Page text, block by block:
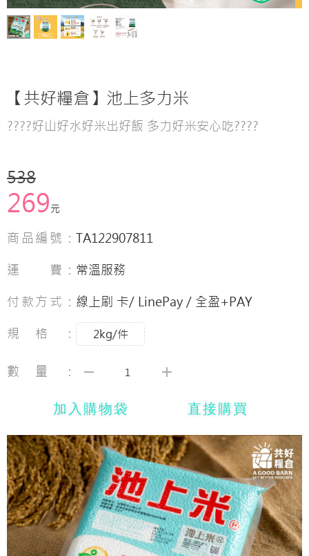
【共好糧倉】池上多力米
????好山好水好米出好飯 多力好米安心吃????
538
269元
商品編號： TA122907811
運 費： 常溫服務
付款方式： 線上刷 卡/ LinePay / 全盈+PAY
規格：
2kg/件
數量：
加入購物袋 直接購買